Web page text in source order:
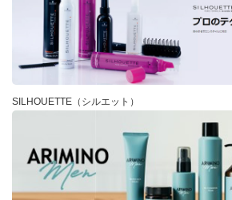
SILHOUETTE（シルエット）